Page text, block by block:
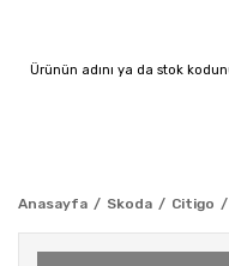
Anasayfa Skoda Citigo